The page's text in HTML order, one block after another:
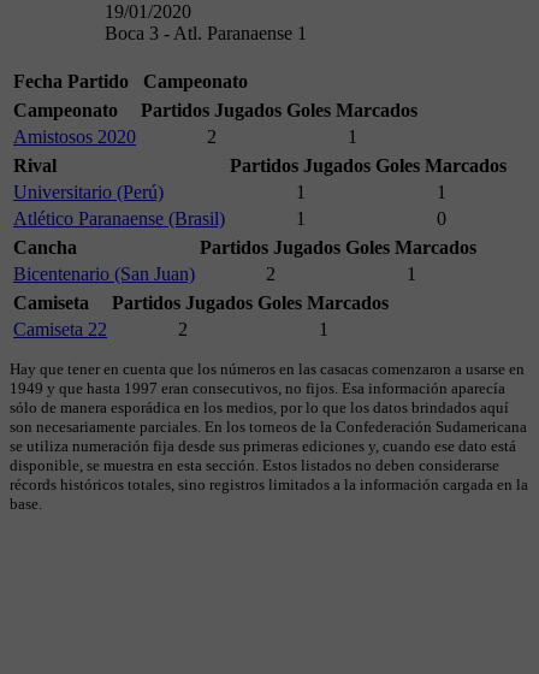
19/01/2020
Boca 3 - Atl. Paranaense 1
Fecha Partido
Campeonato
Campeonato
Partidos Jugados Goles Marcados
Amistosos 2020
2
1
Rival
Partidos Jugados Goles Marcados
Universitario (Perú)
1
1
Atlético Paranaense (Brasil)
1
0
Cancha
Partidos Jugados Goles Marcados
Bicentenario (San Juan)
2
1
Camiseta
Partidos Jugados Goles Marcados
Camiseta 22
2 1
Hay que tener en cuenta que los números en las casacas comenzaron a usarse en
1949 y que hasta 1997 eran consecutivos, no fijos. Esa información aparecía
sólo de manera esporádica en los medios, por lo que los datos brindados aquí
son necesariamente parciales. En los torneos de la Confederación Sudamericana
se utiliza numeración fija desde sus primeras ediciones y, cuando ese dato está
disponible, se muestra en esta sección. Estos listados no deben considerarse
récords históricos totales, sino registros limitados a la información cargada en la
base.